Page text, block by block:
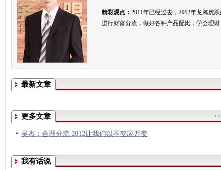
精彩观点： 2011年已经过去，2012年龙腾虎
进行财富分流，做好各种产品配比，学会理
最新文章
更多文章
吴杰：合理分流 2012让我们以不变应万变
我有话说